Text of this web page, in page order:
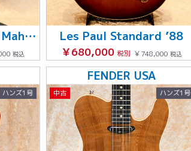
Custom Shop 1958 Mahogany Explorer Limited Ebony
税込
Les Paul Standard ’88
￥680,000税別 ￥748,000税込
ハンズ1号
FENDER USA
中古 ハンズ1号